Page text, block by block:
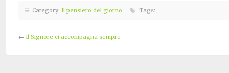
Category: Il pensiero del giorno Tags:
← Il Signore ci accompagna sempre